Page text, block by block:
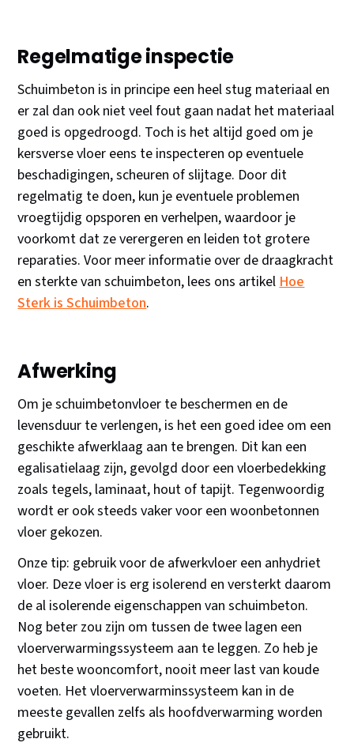
Regelmatige inspectie
Schuimbeton is in principe een heel stug materiaal en
er zal dan ook niet veel fout gaan nadat het materiaal
goed is opgedroogd. Toch is het altijd goed om je
kersverse vloer eens te inspecteren op eventuele
beschadigingen, scheuren of slijtage. Door dit
regelmatig te doen, kun je eventuele problemen
vroegtijdig opsporen en verhelpen, waardoor je
voorkomt dat ze verergeren en leiden tot grotere
reparaties. Voor meer informatie over de draagkracht
en sterkte van schuimbeton, lees ons artikelHoe
Sterk is Schuimbeton.
Afwerking
Om je schuimbetonvloer te beschermen en de
levensduur te verlengen, is het een goed idee om een
geschikte afwerklaag aan te brengen. Dit kan een
egalisatielaag zijn, gevolgd door een vloerbedekking
zoals tegels, laminaat, hout of tapijt. Tegenwoordig
wordt er ook steeds vaker voor een woonbetonnen
vloer gekozen.
Onze tip: gebruik voor de afwerkvloer een anhydriet
vloer. Deze vloer is erg isolerend en versterkt daarom
de al isolerende eigenschappen van schuimbeton.
Nog beter zou zijn om tussen de twee lagen een
vloerverwarmingssysteem aan te leggen. Zo heb je
het beste wooncomfort, nooit meer last van koude
voeten. Het vloerverwarminssysteem kan in de
meeste gevallen zelfs als hoofdverwarming worden
gebruikt.